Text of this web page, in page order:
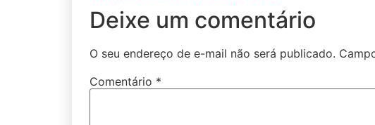
Deixe um comentário
O seu endereço de e-mail não será publicado.
Comentário *